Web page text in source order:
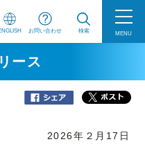
お問い合わせ 検索 MENU
ース
2026年２月17日